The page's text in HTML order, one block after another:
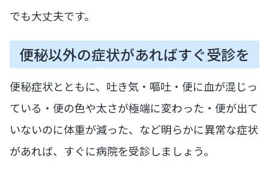
でも大丈夫です。
便秘以外の症状があればすぐ受診を
便秘症状とともに、吐き気・嘔吐・便に血が混じっ
ている・便の色や太さが極端に変わった・便が出て
いないのに体重が減った、など明らかに異常な症状
があれば、すぐに病院を受診しましょう。